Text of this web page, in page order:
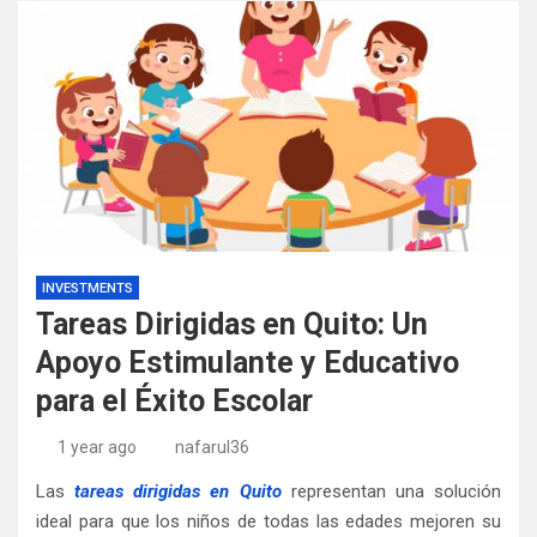
INVESTMENTS
Tareas Dirigidas en Quito: Un
Apoyo Estimulante y Educativo
para el Éxito Escolar
1 year ago nafarul36
Lastareas dirigidas en Quitorepresentan una solución
ideal para que los niños de todas las edades mejoren su